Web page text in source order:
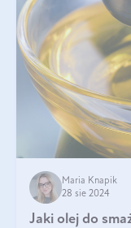
Maria Knapik
28 sie 2024
Jaki olej do